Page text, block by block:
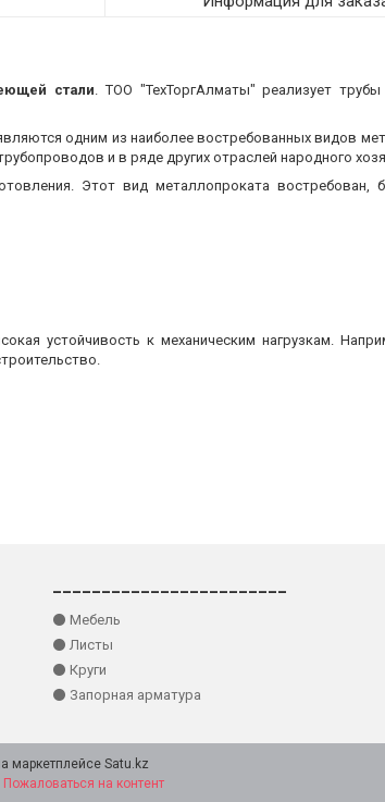
стали. ТОО "ТехТоргАлматы" реализует
одним из наиболее востребованных видов
и в ряде других отраслей народного
Этот вид металлопроката востребован,
устойчивость к механическим нагрузкам.
⚫ Мебель
⚫ Листы
⚫ Круги
⚫ Запорная арматура
маркетплейсе Satu.kz
Пожаловаться на контент